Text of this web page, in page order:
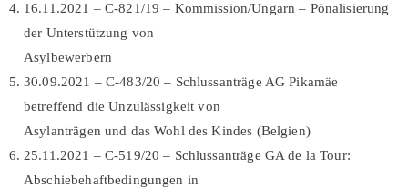
16.11.2021 – C-821/19 – Kommission/Ungarn – Pönalisierung
der Unterstützung von
Asylbewerbern
30.09.2021 – C-483/20 – Schlussanträge AG Pikamäe
betreffend die Unzulässigkeit von
Asylanträgen und das Wohl des Kindes (Belgien)
25.11.2021 – C-519/20 – Schlussanträge GA de la Tour:
Abschiebehaftbedingungen in